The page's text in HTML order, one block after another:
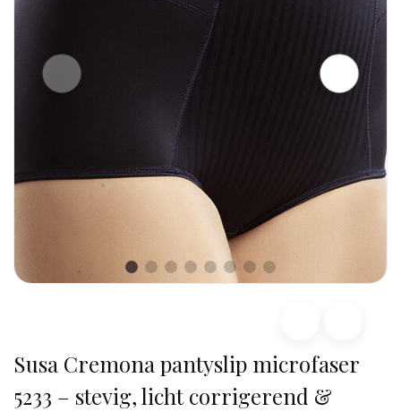
Susa Cremona pantyslip microfaser
5233 – stevig, licht corrigerend &